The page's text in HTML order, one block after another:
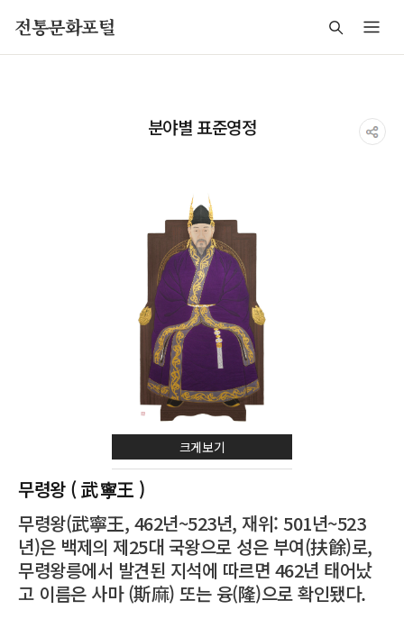
전통문화포털
분야별 표준영정
크게보기
무령왕 ( 武寧王 )
무령왕(武寧王, 462년~523년, 재위: 501년~523
년)은 백제의 제25대 국왕으로 성은 부여(扶餘)로,
무령왕릉에서 발견된 지석에 따르면 462년 태어났
고 이름은 사마 (斯麻) 또는 융(隆)으로 확인됐다.